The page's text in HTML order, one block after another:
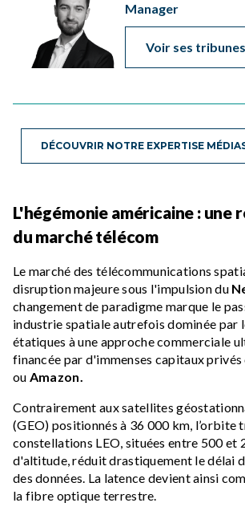
Manager
Voir ses tribunes
DÉCOUVRIR NOTRE EXPERTISE
L'hégémonie américaine : une
du marché télécom
Le marché des télécommunications
disruption majeure sous l'impulsion du
changement de paradigme marque le
industrie spatiale autrefois dominée par
étatiques à une approche commerciale
financée par d'immenses capitaux
ou Amazon.
Contrairement aux satellites
(GEO) positionnés à 36 000 km, l’orbite
constellations LEO, situées entre 500 et
d'altitude, réduit drastiquement le délai
des données. La latence devient ainsi
la fibre optique terrestre.